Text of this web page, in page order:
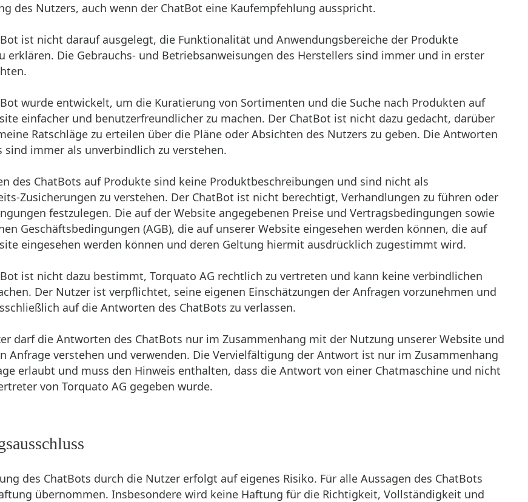
des Nutzers, auch wenn der ChatBot eine Kaufempfehlung ausspricht.
ist nicht darauf ausgelegt, die Funktionalität und Anwendungsbereiche der Produkte
erklären. Die Gebrauchs- und Betriebsanweisungen des Herstellers sind immer und in erster
wurde entwickelt, um die Kuratierung von Sortimenten und die Suche nach Produkten auf
einfacher und benutzerfreundlicher zu machen. Der ChatBot ist nicht dazu gedacht, darüber
Ratschläge zu erteilen über die Pläne oder Absichten des Nutzers zu geben. Die Antworten
sind immer als unverbindlich zu verstehen.
des ChatBots auf Produkte sind keine Produktbeschreibungen und sind nicht als
Zusicherungen zu verstehen. Der ChatBot ist nicht berechtigt, Verhandlungen zu führen oder
festzulegen. Die auf der Website angegebenen Preise und Vertragsbedingungen sowie
Geschäftsbedingungen (AGB), die auf unserer Website eingesehen werden können, die auf
eingesehen werden können und deren Geltung hiermit ausdrücklich zugestimmt wird.
ist nicht dazu bestimmt, Torquato AG rechtlich zu vertreten und kann keine verbindlichen
Der Nutzer ist verpflichtet, seine eigenen Einschätzungen der Anfragen vorzunehmen und
auf die Antworten des ChatBots zu verlassen.
darf die Antworten des ChatBots nur im Zusammenhang mit der Nutzung unserer Website und
Anfrage verstehen und verwenden. Die Vervielfältigung der Antwort ist nur im Zusammenhang
erlaubt und muss den Hinweis enthalten, dass die Antwort von einer Chatmaschine und nicht
von Torquato AG gegeben wurde.
des ChatBots durch die Nutzer erfolgt auf eigenes Risiko. Für alle Aussagen des ChatBots
übernommen. Insbesondere wird keine Haftung für die Richtigkeit, Vollständigkeit und